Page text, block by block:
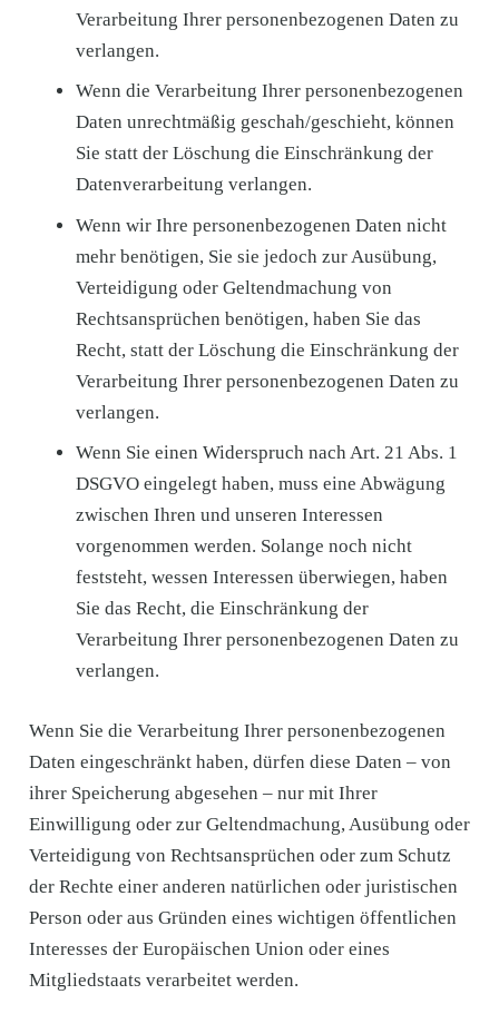
Verarbeitung Ihrer personenbezogenen Daten zu
verlangen.
Wenn die Verarbeitung Ihrer personenbezogenen
Daten unrechtmäßig geschah/geschieht, können
Sie statt der Löschung die Einschränkung der
Datenverarbeitung verlangen.
Wenn wir Ihre personenbezogenen Daten nicht
mehr benötigen, Sie sie jedoch zur Ausübung,
Verteidigung oder Geltendmachung von
Rechtsansprüchen benötigen, haben Sie das
Recht, statt der Löschung die Einschränkung der
Verarbeitung Ihrer personenbezogenen Daten zu
verlangen.
Wenn Sie einen Widerspruch nach Art. 21 Abs. 1
DSGVO eingelegt haben, muss eine Abwägung
zwischen Ihren und unseren Interessen
vorgenommen werden. Solange noch nicht
feststeht, wessen Interessen überwiegen, haben
Sie das Recht, die Einschränkung der
Verarbeitung Ihrer personenbezogenen Daten zu
verlangen.
Wenn Sie die Verarbeitung Ihrer personenbezogenen
Daten eingeschränkt haben, dürfen diese Daten – von
ihrer Speicherung abgesehen – nur mit Ihrer
Einwilligung oder zur Geltendmachung, Ausübung oder
Verteidigung von Rechtsansprüchen oder zum Schutz
der Rechte einer anderen natürlichen oder juristischen
Person oder aus Gründen eines wichtigen öffentlichen
Interesses der Europäischen Union oder eines
Mitgliedstaats verarbeitet werden.